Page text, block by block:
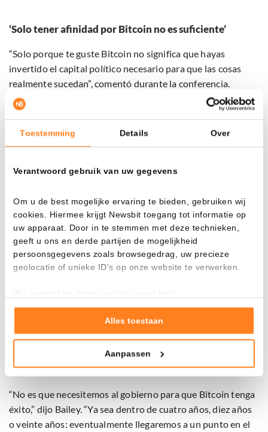
Toestemming Details Over
Verantwoord gebruik van uw gegevens
Om u de best mogelijke ervaring te bieden, gebruiken wij
cookies. Hiermee krijgt Newsbit toegang tot informatie op
uw apparaat. Door in te stemmen met deze technieken,
geeft u ons en derde partijen de mogelijkheid
persoonsgegevens zoals browsegedrag, uw precieze
geolocatie of unieke ID's op onze website te verwerken.
Goed laten functioneren van deze website
Verzamelen van gebruiksstatistieken
Tonen en meten van relevante advertenties
Klik hieronder om ons toestemming te geven om deze
bezwaar tegen bedrijven die persoonsgegevens verwerken
op basis van gerechtvaardigd belang. U kunt uw privacy-
instellingen te allen tijde inzien en bijwerken door op de
Alles toestaan
Aanpassen
‘Solo tener afinidad por Bitcoin no es suficiente’
“Solo porque te guste Bitcoin no significa que hayas
invertido el capital político necesario para que las cosas
realmente sucedan”, comentó durante la conferencia.
Con capital político se refiere a pasos concretos como
regulación, legislación y estímulos económicos que
El Congreso de Estados Unidos lleva tiempo trabajando en
proporcionar reglas claras para el sector de las
criptomonedas. Sin embargo, los bancos están
preocupados por las tasas de interés de las stablecoins.
Según el presidente Donald Trump, estas ‘’amenazan y
socavan’’ la importante legislación, calificándola de
“Estados Unidos debe alcanzar cuanto antes claridad sobre
la estructura del mercado”, añadió.
Al mismo tiempo, Bailey piensa que Bitcoin eventualmente
tendrá éxito incluso sin el apoyo gubernamental.
“No es que necesitemos al gobierno para que Bitcoin tenga
éxito,” dijo Bailey. “Ya sea dentro de cuatro años, diez años
o veinte años: eventualmente llegaremos a un punto en el